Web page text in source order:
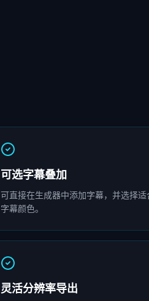
可选字幕叠加
可直接在生成器中添加字幕，并选择
字幕颜色。
灵活分辨率导出